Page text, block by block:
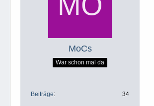
MoCs
War schon mal da
Beiträge 34